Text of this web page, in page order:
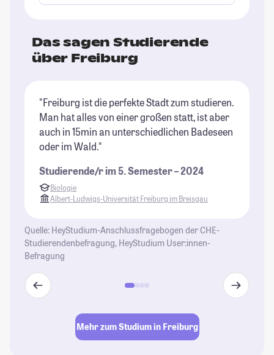
Das sagen Studierende
über Freiburg
"Freiburg ist die perfekte Stadt zum studieren.
Man hat alles von einer großen statt, ist aber
auch in 15min an unterschiedlichen Badeseen
oder im Wald."
Studierende/r im 5. Semester – 2024
Biologie
Albert-Ludwigs-Universität Freiburg im Breisgau
Quelle: HeyStudium-Anschlussfragebogen der CHE-
Studierendenbefragung, HeyStudium User:innen-
Befragung
Mehr zum Studium in Freiburg